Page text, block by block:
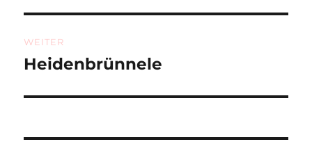
WEITER
Nächster
Heidenbrünnele